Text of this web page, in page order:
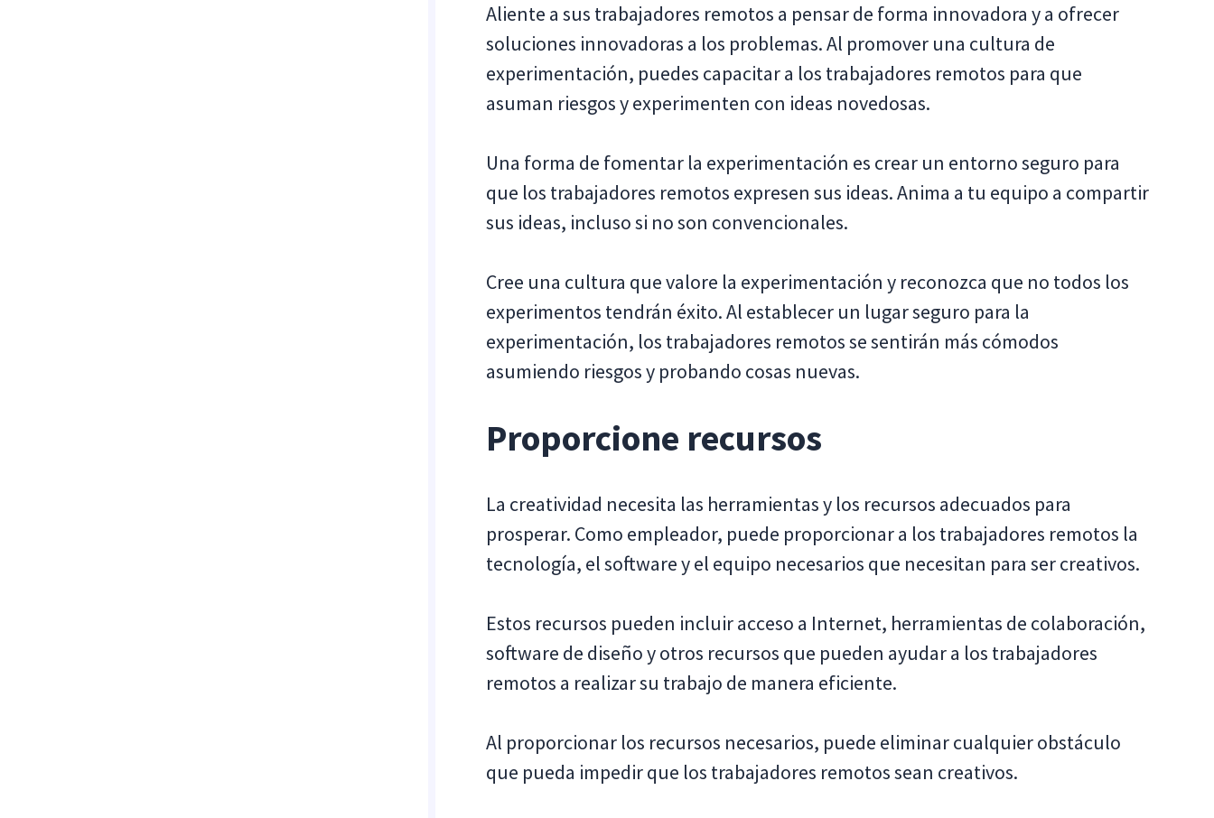
Aliente a sus trabajadores remotos a pensar de forma innovadora y a ofrecer
soluciones innovadoras a los problemas. Al promover una cultura de
experimentación, puedes capacitar a los trabajadores remotos para que
asuman riesgos y experimenten con ideas novedosas.
Una forma de fomentar la experimentación es crear un entorno seguro para
que los trabajadores remotos expresen sus ideas. Anima a tu equipo a compartir
sus ideas, incluso si no son convencionales.
Cree una cultura que valore la experimentación y reconozca que no todos los
experimentos tendrán éxito. Al establecer un lugar seguro para la
experimentación, los trabajadores remotos se sentirán más cómodos
asumiendo riesgos y probando cosas nuevas.
Proporcione recursos
La creatividad necesita las herramientas y los recursos adecuados para
prosperar. Como empleador, puede proporcionar a los trabajadores remotos la
tecnología, el software y el equipo necesarios que necesitan para ser creativos.
Estos recursos pueden incluir acceso a Internet, herramientas de colaboración,
software de diseño y otros recursos que pueden ayudar a los trabajadores
remotos a realizar su trabajo de manera eficiente.
Al proporcionar los recursos necesarios, puede eliminar cualquier obstáculo
que pueda impedir que los trabajadores remotos sean creativos.